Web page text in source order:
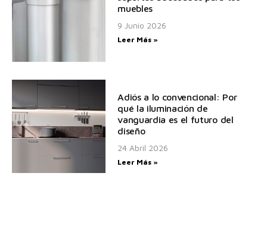
muebles
9 Junio 2026
Leer Más »
Adiós a lo convencional: Por
qué la iluminación de
vanguardia es el futuro del
diseño
24 Abril 2026
Leer Más »